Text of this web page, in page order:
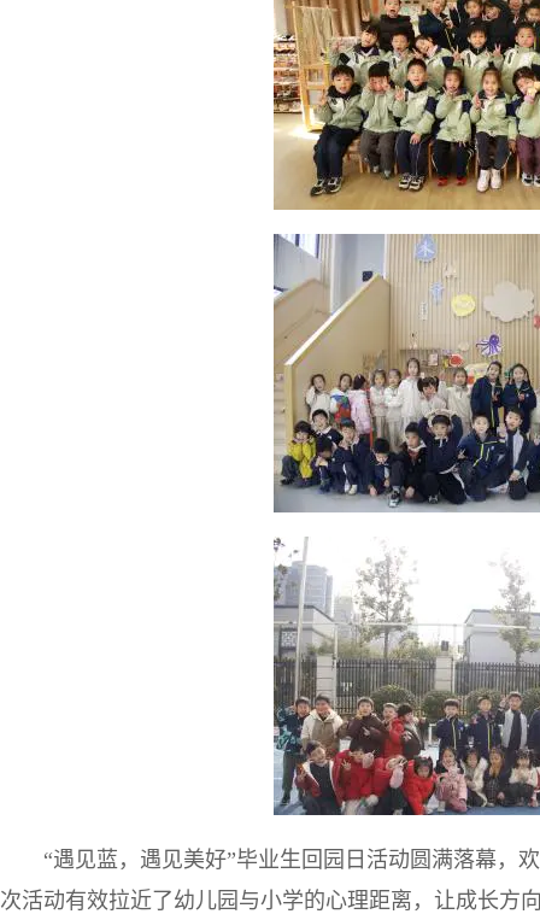
“遇见蓝，遇见美好”毕业生回园日活动圆满落幕，
次活动有效拉近了幼儿园与小学的心理距离，让成长方